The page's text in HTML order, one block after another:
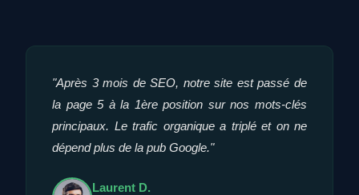
"Après 3 mois de SEO, notre site est passé de
la page 5 à la 1ère position sur nos mots-clés
principaux. Le trafic organique a triplé et on ne
dépend plus de la pub Google."
Laurent D.